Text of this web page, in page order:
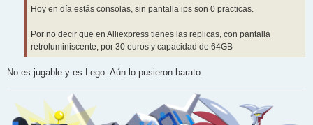
Hoy en día estás consolas, sin pantalla ips son 0 practicas.
Por no decir que en Alliexpress tienes las replicas, con pantalla
retroluminiscente, por 30 euros y capacidad de 64GB
No es jugable y es Lego. Aún lo pusieron barato.